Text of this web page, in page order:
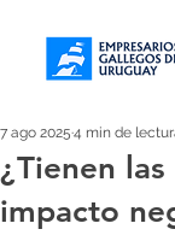
¿Tienen
impacto
7 ago 2025 4 min de